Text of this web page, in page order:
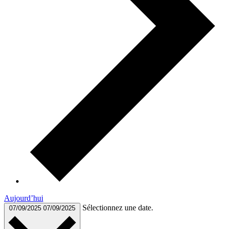
Aujourd’hui
07/09/2025 07/09/2025 Sélectionnez une date.